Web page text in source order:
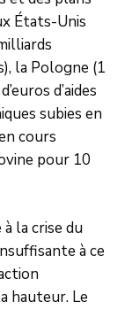
États-Unis
la Pologne (1
d’aides
subies en
cours
pour 10
la crise du
à ce
hauteur. Le